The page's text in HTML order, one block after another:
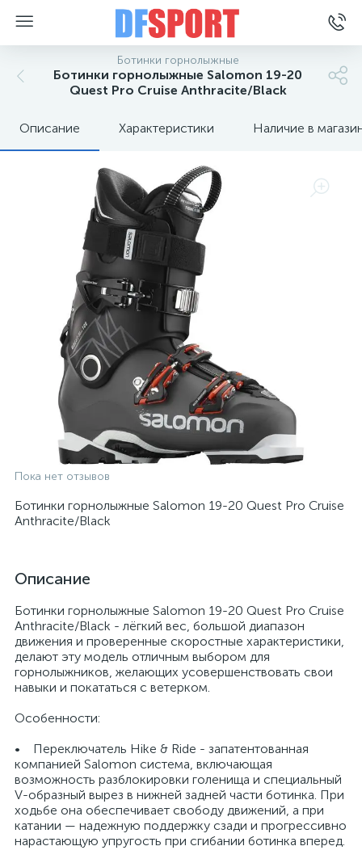
Ботинки горнолыжные
Ботинки горнолыжные Salomon 19-20
Quest Pro Cruise Anthracite/Black
Описание Характеристики Наличие в
Пока нет отзывов
Ботинки горнолыжные Salomon 19-20 Quest Pro Cruise
Anthracite/Black
Описание
Ботинки горнолыжные Salomon 19-20 Quest Pro Cruise
Anthracite/Black - лёгкий вес, большой диапазон
движения и проверенные скоростные характеристики,
делают эту модель отличным выбором для
горнолыжников, желающих усовершенствовать свои
навыки и покататься с ветерком.
Особенности:
• Переключатель Hike & Ride - запатентованная
компанией Salomon система, включающая
возможность разблокировки голенища и специальный
V-образный вырез в нижней задней части ботинка. При
ходьбе она обеспечивает свободу движений, а при
катании — надежную поддержку сзади и прогрессивно
нарастающую упругость при сгибании ботинка вперед.